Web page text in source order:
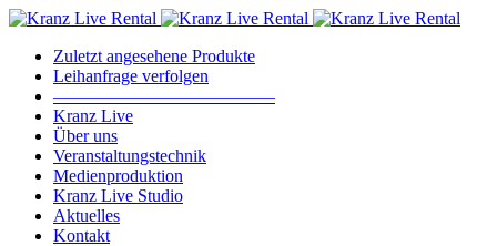
Zuletzt angesehene Produkte
Leihanfrage verfolgen
————————————–
Kranz Live
Über uns
Veranstaltungstechnik
Medienproduktion
Kranz Live Studio
Aktuelles
Kontakt